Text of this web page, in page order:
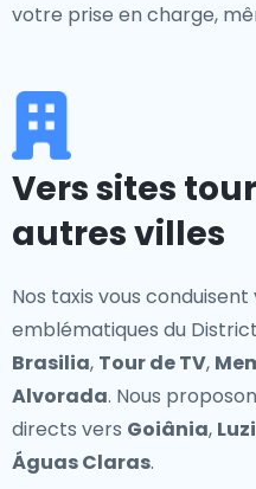
votre prise en charge,
Vers sites
autres villes
Nos taxis vous conduisent
emblématiques du
Brasilia, Tour de TV,
Alvorada. Nous
directs vers Goiânia,
Águas Claras.